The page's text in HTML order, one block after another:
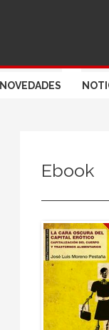
NOVEDADES
Ebook